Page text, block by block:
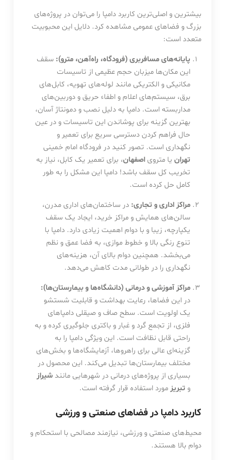
بیشترین و اصلی‌ترین کاربرد دامپا را می‌توان در پروژه‌های
بزرگ و فضاهای عمومی مشاهده کرد. دلایل این محبوبیت
متعدد است:
پایانه‌های مسافربری (فرودگاه، راه‌آهن، مترو): سقف
این مکان‌ها میزبان حجم عظیمی از تاسیسات
مکانیکی و الکتریکی مانند لوله‌های تهویه، کابل‌های
برق، سیستم‌های اعلام و اطفاء حریق و دوربین‌های
مداربسته است. دامپا به دلیل نصب و دمونتاژ آسان،
بهترین گزینه برای پوشاندن این تاسیسات و در عین
حال فراهم کردن دسترسی سریع برای تعمیر و
نگهداری است. تصور کنید در فرودگاه امام خمینی
تهران یا مترویاصفهان، برای تعمیر یک کابل، نیاز به
تخریب کل سقف باشد! دامپا این مشکل را به طور
کامل حل کرده است.
مراکز اداری و تجاری: در ساختمان‌های اداری مدرن،
سالن‌های همایش و مراکز خرید، ایجاد یک سقف
یکپارچه، زیبا و با دوام اهمیت زیادی دارد. دامپا با
تنوع رنگی بالا و خطوط موازی، به فضا عمق و نظم
می‌بخشد. همچنین دوام بالای آن، هزینه‌های
نگهداری را در طولانی مدت کاهش می‌دهد.
مراکز آموزشی و درمانی (دانشگاه‌ها و بیمارستان‌ها):
در این فضاها، رعایت بهداشت و قابلیت شستشو
یک اولویت است. سطح صاف و صیقلی دامپاهای
فلزی، از تجمع گرد و غبار و باکتری جلوگیری کرده و به
راحتی قابل نظافت است. این ویژگی دامپا را به
گزینه‌ای عالی برای راهروها، آزمایشگاه‌ها و بخش‌های
مختلف بیمارستان‌ها تبدیل می‌کند. این محصول در
بسیاری از پروژه‌های درمانی در شهرهایی مانندشیراز
و تبریزمورد استفاده قرار گرفته است.
کاربرد دامپا در فضاهای صنعتی و ورزشی
محیط‌های صنعتی و ورزشی، نیازمند مصالحی با استحکام و
دوام بالا هستند.